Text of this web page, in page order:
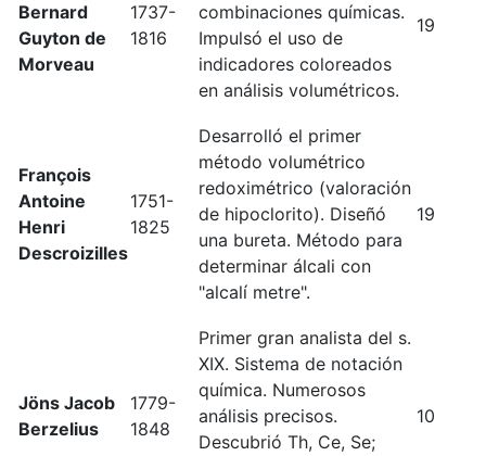
Bernard
Guyton de
Morveau
1737-
1816
combinaciones químicas.
Impulsó el uso de
indicadores coloreados
en análisis volumétricos.
19
François
Antoine
Henri
Descroizilles
1751-
1825
Desarrolló el primer
método volumétrico
redoximétrico (valoración
de hipoclorito). Diseñó
una bureta. Método para
determinar álcali con
"alcalí metre".
19
Jöns Jacob
Berzelius
1779-
1848
Primer gran analista del s.
XIX. Sistema de notación
química. Numerosos
análisis precisos.
Descubrió Th, Ce, Se;
10